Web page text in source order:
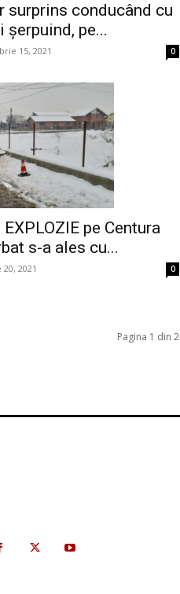
surprins conducând cu
pe...
15, 2021 0
pe Centura
s-a ales cu...
2021 0
Pagina 1 din 2